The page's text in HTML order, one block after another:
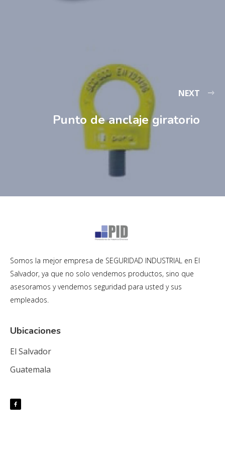
NEXT
Punto de anclaje giratorio
Somos la mejor empresa de SEGURIDAD INDUSTRIAL en El
Salvador, ya que no solo vendemos productos, sino que
asesoramos y vendemos seguridad para usted y sus
empleados.
Ubicaciones
El Salvador
Guatemala